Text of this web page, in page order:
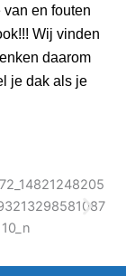
en fouten
Wij vinden
daarom
je dak als je